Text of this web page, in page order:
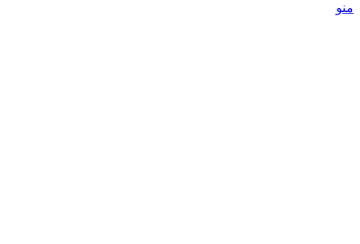
منو